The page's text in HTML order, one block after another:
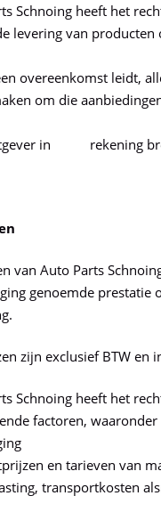
heeft het
levering van producten
leidt, alle
om die
in rekening
Auto Parts
genoemde prestatie
exclusief BTW en in
heeft het
factoren,
en tarieven van
transportkosten